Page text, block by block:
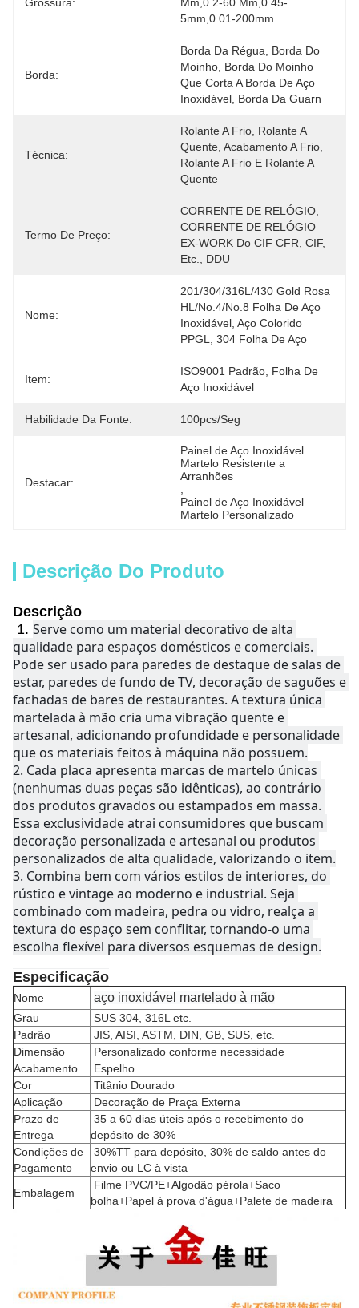
5mm,0.01-200mm
Borda:
Borda Da Régua, Borda Do
Moinho, Borda Do Moinho
Que Corta A Borda De Aço
Inoxidável, Borda Da Guarn
Técnica:
Rolante A Frio, Rolante A
Quente, Acabamento A Frio,
Rolante A Frio E Rolante A
Quente
Termo De Preço:
CORRENTE DE RELÓGIO,
CORRENTE DE RELÓGIO
EX-WORK Do CIF CFR, CIF,
Etc., DDU
Nome:
201/304/316L/430 Gold Rosa
HL/No.4/No.8 Folha De Aço
Inoxidável, Aço Colorido
PPGL, 304 Folha De Aço
Item:
ISO9001 Padrão, Folha De
Aço Inoxidável
Habilidade Da Fonte: 100pcs/seg
Destacar:
Painel de Aço Inoxidável
Martelo Resistente a
Arranhões
Painel de Aço Inoxidável
Martelo Personalizado
Descrição Do Produto
Descrição
1. Serve como um material decorativo de alta
qualidade para espaços domésticos e comerciais.
Pode ser usado para paredes de destaque de salas de
estar, paredes de fundo de TV, decoração de saguões e
fachadas de bares de restaurantes. A textura única
martelada à mão cria uma vibração quente e
artesanal, adicionando profundidade e personalidade
que os materiais feitos à máquina não possuem.
2. Cada placa apresenta marcas de martelo únicas
(nenhumas duas peças são idênticas), ao contrário
dos produtos gravados ou estampados em massa.
Essa exclusividade atrai consumidores que buscam
decoração personalizada e artesanal ou produtos
personalizados de alta qualidade, valorizando o item.
3. Combina bem com vários estilos de interiores, do
rústico e vintage ao moderno e industrial. Seja
combinado com madeira, pedra ou vidro, realça a
textura do espaço sem conflitar, tornando-o uma
escolha flexível para diversos esquemas de design.
Especificação
Nome aço inoxidável martelado à mão
Grau
SUS 304, 316L etc.
Padrão
JIS, AISI, ASTM, DIN, GB, SUS, etc.
Dimensão
Personalizado conforme necessidade
Acabamento
Espelho
Cor
Titânio Dourado
Aplicação
Decoração de Praça Externa
Prazo de
Entrega
35 a 60 dias úteis após o recebimento do
depósito de 30%
Condições de
Pagamento
30%TT para depósito, 30% de saldo antes do
envio ou LC à vista
Embalagem
Filme PVC/PE+Algodão pérola+Saco
bolha+Papel à prova d'água+Palete de madeira